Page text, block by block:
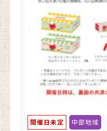
開催日未定 中部地域